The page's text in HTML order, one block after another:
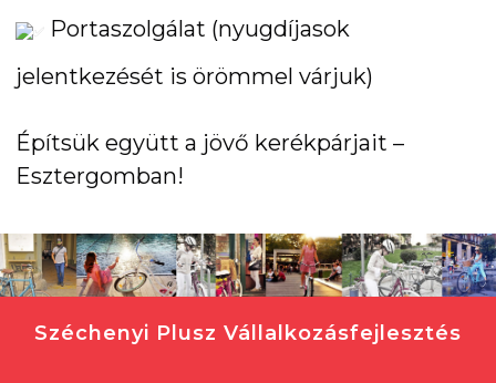
Portaszolgálat (nyugdíjasok
jelentkezését is örömmel várjuk)
Építsük együtt a jövő kerékpárjait –
Esztergomban!
Széchenyi Plusz Vállalkozásfejlesztés